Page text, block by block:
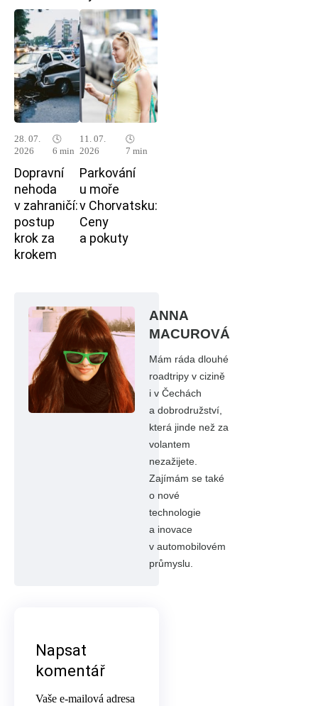
28. 07.
2026
🕓
6 min
Dopravní
nehoda
v zahraničí:
postup
krok za
krokem
11. 07.
2026
🕓
7 min
Parkování
u moře
v Chorvatsku:
Ceny
a pokuty
ANNA
MACUROVÁ
Mám ráda dlouhé
roadtripy v cizině
i v Čechách
a dobrodružství,
která jinde než za
volantem
nezažijete.
Zajímám se také
o nové
technologie
a inovace
v automobilovém
průmyslu.
Napsat
komentář
Vaše e-mailová adresa